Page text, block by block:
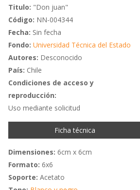
Titulo: "Don juan"
Código: NN-004344
Fecha: Sin fecha
Fondo: Universidad Técnica del Estado
Autores: Desconocido
País: Chile
Condiciones de acceso y
reproducción:
Uso mediante solicitud
Ficha técnica
Dimensiones: 6cm x 6cm
Formato: 6x6
Soporte: Acetato